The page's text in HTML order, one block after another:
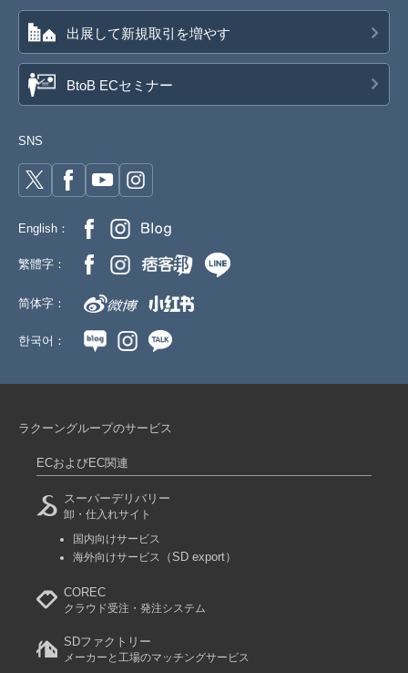
出展して新規取引を増やす
BtoB ECセミナー
SNS
English：
繁體字：
简体字：
한국어：
ラクーングループのサービス
ECおよびEC関連
スーパーデリバリー
卸・仕入れサイト
国内向けサービス
海外向けサービス
（SD export）
COREC
クラウド受注・発注システム
SDファクトリー
メーカーと工場のマッチングサービス